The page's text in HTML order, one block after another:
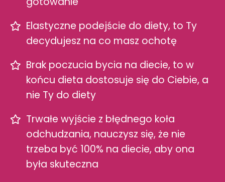
Elastyczne podejście do diety, to Ty
decydujesz na co masz ochotę
Brak poczucia bycia na diecie, to w
końcu dieta dostosuje się do Ciebie, a
nie Ty do diety
Trwałe wyjście z błędnego koła
odchudzania, nauczysz się, że nie
trzeba być 100% na diecie, aby ona
była skuteczna